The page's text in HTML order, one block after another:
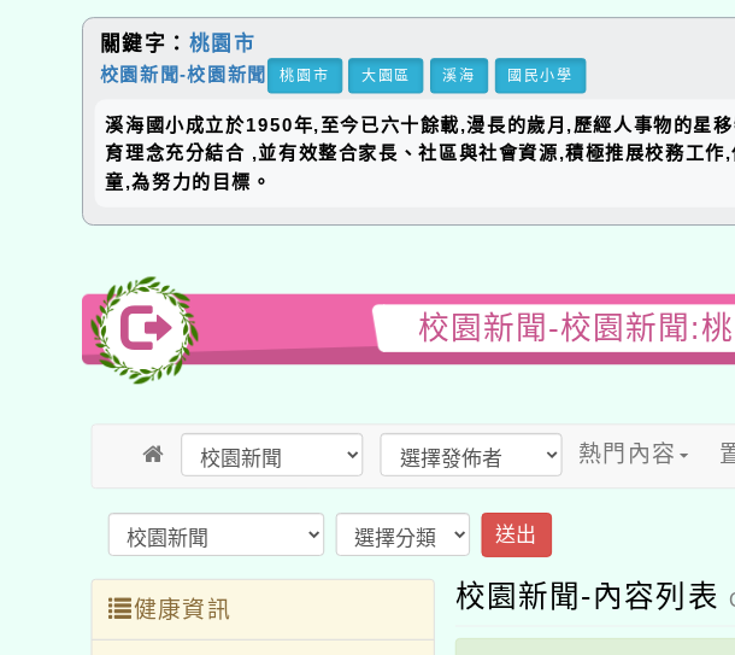
關鍵字： 桃園市
校園新聞-校園新聞 桃園市 大園區 溪海 國民小學
溪海國小成立於1950年,至今已六十餘載,漫長的歲月,歷經人事物的星
育理念充分結合 ,並有效整合家長、社區與社會資源,積極推展校務工
童,為努力的目標。
校園新聞-校園新聞:
熱門內容
送出
健康資訊 校園新聞-內容列表